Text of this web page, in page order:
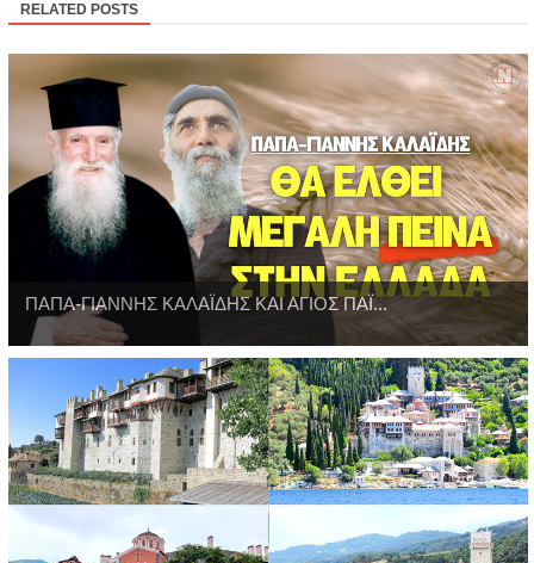
RELATED POSTS
ΠΑΠΑ-ΓΙΑΝΝΗΣ ΚΑΛΑΪΔΗΣ ΚΑΙ ΑΓΙΟΣ ΠΑΪ...